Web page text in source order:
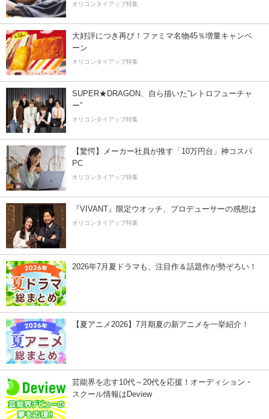
オリコンタイアップ特集
大好評につき再び！ファミマ名物45％増量キャンペ
ーン
オリコンタイアップ特集
SUPER★DRAGON、自ら描いた”レトロフューチャ
ー”
オリコンタイアップ特集
【驚愕】メーカー社員が推す「10万円台」神コスパ
PC
オリコンタイアップ特集
『VIVANT』限定ウオッチ、プロデューサーの感想は
オリコンタイアップ特集
2026年7月夏ドラマも、注目作＆話題作が勢ぞろい！
【夏アニメ2026】7月期夏の新アニメを一挙紹介！
芸能界を志す10代～20代を応援！オーディション・
スクール情報はDeview